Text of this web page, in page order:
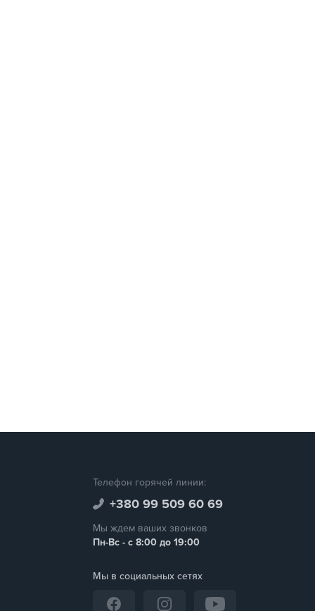
Телефон горячей линии:
+380 99 509 60 69
Мы ждем ваших звонков
Пн-Вс - с 8:00 до 19:00
Мы в социальных сетях